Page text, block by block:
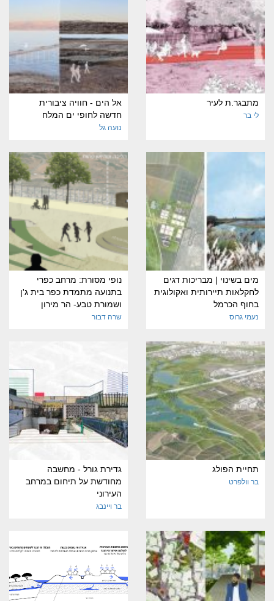
מתבגר.ת לעיר
לי בר
אל הים - חוויה ציבורית
חדשה לחופי ים המלח
נועה גל
מים בשינוי | מבריכות דגים
לחקלאות תיירותית ואקולוגית
בחוף הכרמל
נעמי גרוס
נופי מסורת: מרחב כפרי
בתנועה מתמדת כפר בית ג'ן
ושמורת טבע- הר מירון
שרה דבור
תחיית הפולג
בר וולפרט
גדירת גורל - מחשבה
מחודשת על תיחום במרחב
העירוני
בר ויינבג